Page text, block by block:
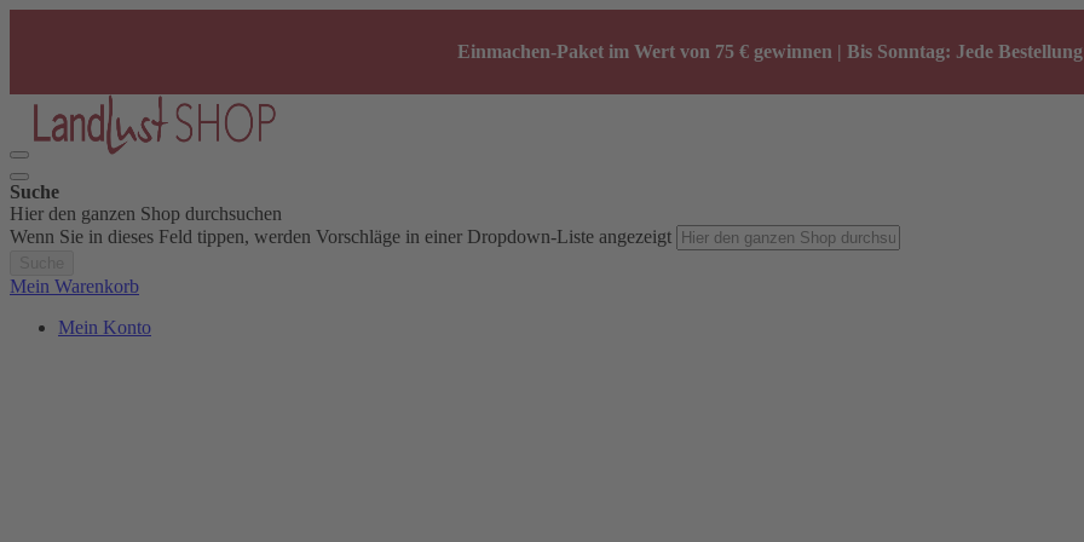
Einmachen-Paket im Wert von 75 € gewinnen | Bis Sonntag: Jede
Suche
Hier den ganzen Shop durchsuchen
Wenn Sie in dieses Feld tippen, werden Vorschläge in einer Dropdown-Liste angezeigt
Mein Warenkorb
Mein Konto